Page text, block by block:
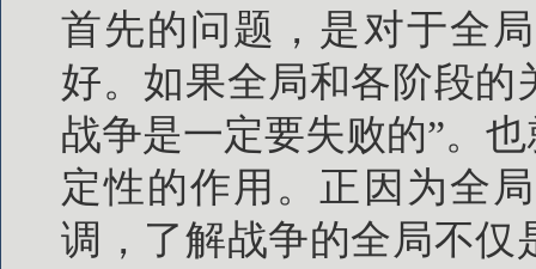
首先的问题，是对于全
好。如果全局和各阶段
战争是一定要失败的”。
定性的作用。正因为全
调，了解战争的全局不仅